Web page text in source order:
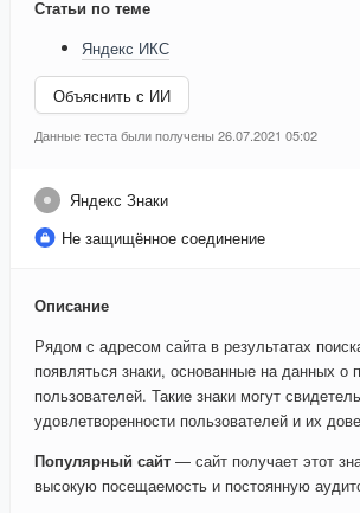
Статьи по теме
Яндекс ИКС
Объяснить с ИИ
Данные теста были получены 26.07.2021 05:02
Яндекс Знаки
Не защищённое соединение
Описание
Рядом с адресом сайта в результатах
появляться знаки, основанные на данных о
пользователей. Такие знаки могут
удовлетворенности пользователей и их
Популярный сайт — сайт получает этот
высокую посещаемость и постоянную